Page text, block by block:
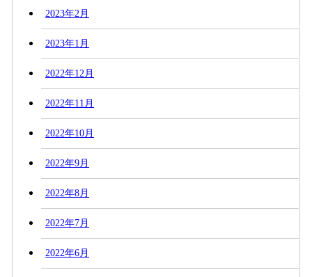
2023年2月
2023年1月
2022年12月
2022年11月
2022年10月
2022年9月
2022年8月
2022年7月
2022年6月